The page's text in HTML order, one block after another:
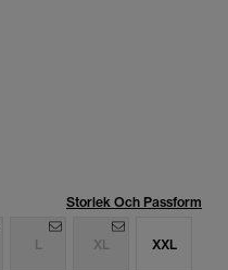
Storlek Och Passform
L XL XXL